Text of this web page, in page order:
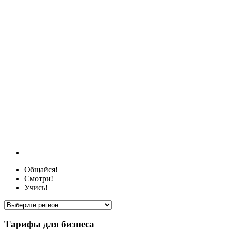
Общайся!
Смотри!
Учись!
Тарифы для бизнеса